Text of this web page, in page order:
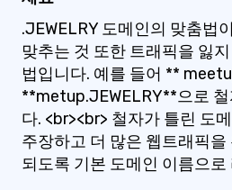
.JEWELRY 도메인의 맞춤법
맞추는 것 또한 트래픽을 잃
법입니다. 예를 들어 **
**metup.JEWELRY**으로 철
다. <br><br> 철자가 틀린 도
주장하고 더 많은 웹트래픽을
되도록 기본 도메인 이름으